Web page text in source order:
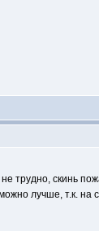
трудно, скинь
лучше, т.к.